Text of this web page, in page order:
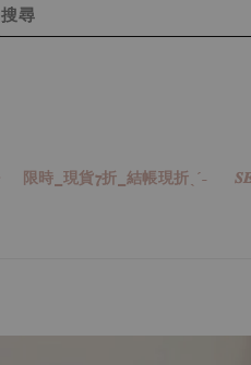
搜尋
限時_現貨7折_結帳現折ˎˊ˗